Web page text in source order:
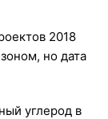
2018
но дата
углерод в